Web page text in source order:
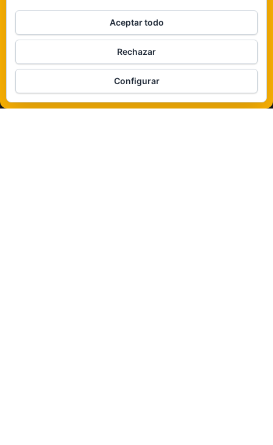
De ninguna manera
Veámos que hay aquí
Política de cookies
Funciona gracias aWordPress |Tema:Envo Magazine
Aceptar todo
Rechazar
Configurar